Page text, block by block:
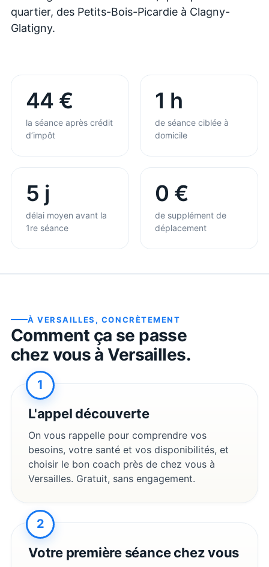
quartier, des Petits-Bois-Picardie à Clagny-
Glatigny.
44 €
la séance après crédit
d’impôt
1 h
de séance ciblée à
domicile
5 j
délai moyen avant la
1re séance
0 €
de supplément de
déplacement
ÀVERSAILLES , CONCRÈTEMENT
Comment ça se passe
chez vous àVersailles.
1
L'appel découverte
On vous rappelle pour comprendre vos
besoins, votre santé et vos disponibilités, et
choisir le bon coach près de chez vous à
Versailles. Gratuit, sans engagement.
2
Votre première séance chez vous